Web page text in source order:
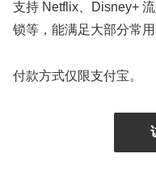
支持 Netflix、Disney+
锁等，能满足大部分常用
付款方式仅限支付宝。